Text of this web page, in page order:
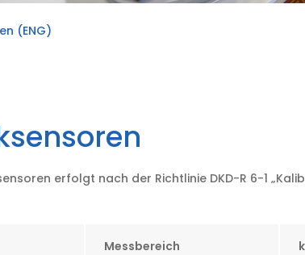
(ENG)
erfolgt nach der Richtlinie DKD-R 6-1
Messbereich